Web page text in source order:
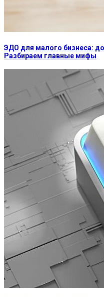
ЭДО для малого бизнеса:
Разбираем главные мифы